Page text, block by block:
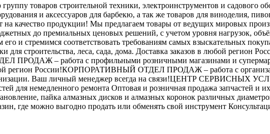
товаров строительной техники, электроинструментов и садового
и аксессуаров для барбекю, а так же товаров для виноделия,
на качество продукции! Мы предлагаем товары от ведущих мировых
до премиальных ценовых решений, с учетом уровня нагрузок,
его и стремимся соответствовать требованиям самых взыскательных
для строительства, леса, сада, дома. Доставка заказов в любой
– работа с профильными розничными магазинами и
регион России!КОРПОРАТИВНЫЙ ОТДЕЛ ПРОДАЖ – работа с
Ваш личный менеджер всегда на связи!ЦЕНТР СЕРВИСНЫХ
для немедленного ремонта Оптовая и розничная продажа запчастей и
пайка алмазных дисков и алмазных коронок различных
где можно выгодно продать или обменять свой инструмент